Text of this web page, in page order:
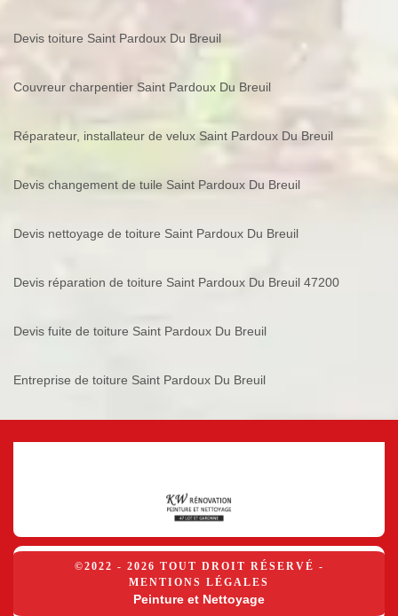
Devis toiture Saint Pardoux Du Breuil
Couvreur charpentier Saint Pardoux Du Breuil
Réparateur, installateur de velux Saint Pardoux Du Breuil
Devis changement de tuile Saint Pardoux Du Breuil
Devis nettoyage de toiture Saint Pardoux Du Breuil
Devis réparation de toiture Saint Pardoux Du Breuil 47200
Devis fuite de toiture Saint Pardoux Du Breuil
Entreprise de toiture Saint Pardoux Du Breuil
©2022 - 2026 TOUT DROIT RÉSERVÉ -
MENTIONS LÉGALES
Peinture et Nettoyage